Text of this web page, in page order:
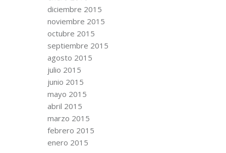
diciembre 2015
noviembre 2015
octubre 2015
septiembre 2015
agosto 2015
julio 2015
junio 2015
mayo 2015
abril 2015
marzo 2015
febrero 2015
enero 2015